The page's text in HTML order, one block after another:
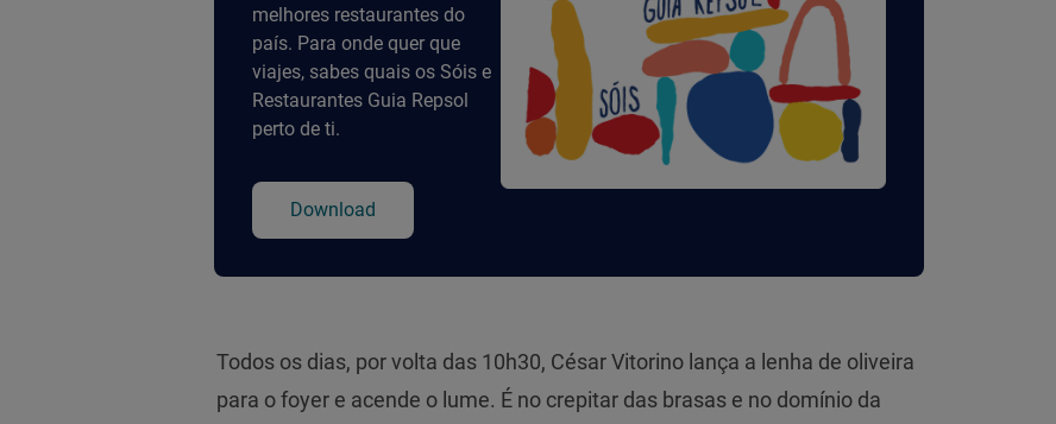
melhores restaurantes do
país. Para onde quer que
viajes, sabes quais os Sóis e
Restaurantes Guia Repsol
perto de ti.
Download
Todos os dias, por volta das 10h30, César Vitorino lança a lenha de oliveira
para o foyer e acende o lume. É no crepitar das brasas e no domínio da